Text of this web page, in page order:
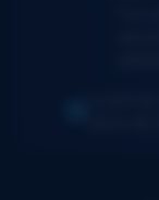
*Le
aux
Le prix
futurs de